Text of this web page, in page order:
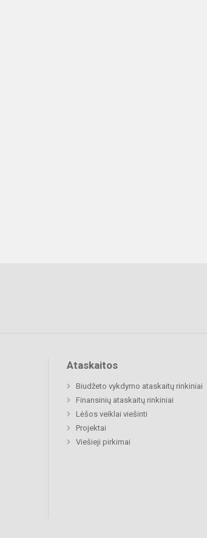
Ataskaitos
Biudžeto vykdymo ataskaitų rinkiniai
Finansinių ataskaitų rinkiniai
Lėšos veiklai viešinti
Projektai
Viešieji pirkimai